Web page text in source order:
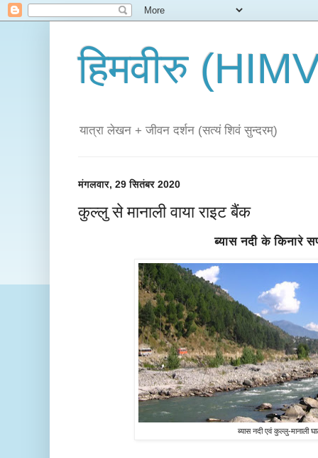
हिमवीरु
यात्रा लेखन + जीवन दर्शन (सत्यं शिवं सुन्दरम्)
मंगलवार, 29 सितंबर 2020
कुल्लु से मानाली वाया राइट बैंक
ब्यास नदी के किनारे
ब्यास नदी एवं कुल्लु-मानाली